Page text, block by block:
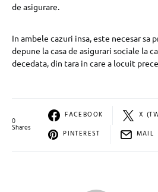
de asigurare.
In ambele cazuri insa, este necesar sa
depune la casa de asigurari sociale la
decedata, din tara in care a locuit
0
Shares
FACEBOOK
X
PINTEREST
MAIL